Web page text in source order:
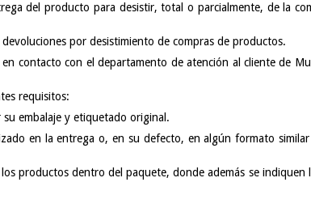
del producto para desistir, total o parcialmente, de la
por desistimiento de compras de productos.
contacto con el departamento de atención al cliente de
requisitos:
embalaje y etiquetado original.
en la entrega o, en su defecto, en algún formato
productos dentro del paquete, donde además se